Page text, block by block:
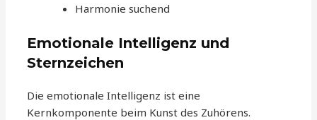
Harmonie suchend
Emotionale Intelligenz und
Sternzeichen
Die emotionale Intelligenz ist eine
Kernkomponente beim Kunst des Zuhörens.